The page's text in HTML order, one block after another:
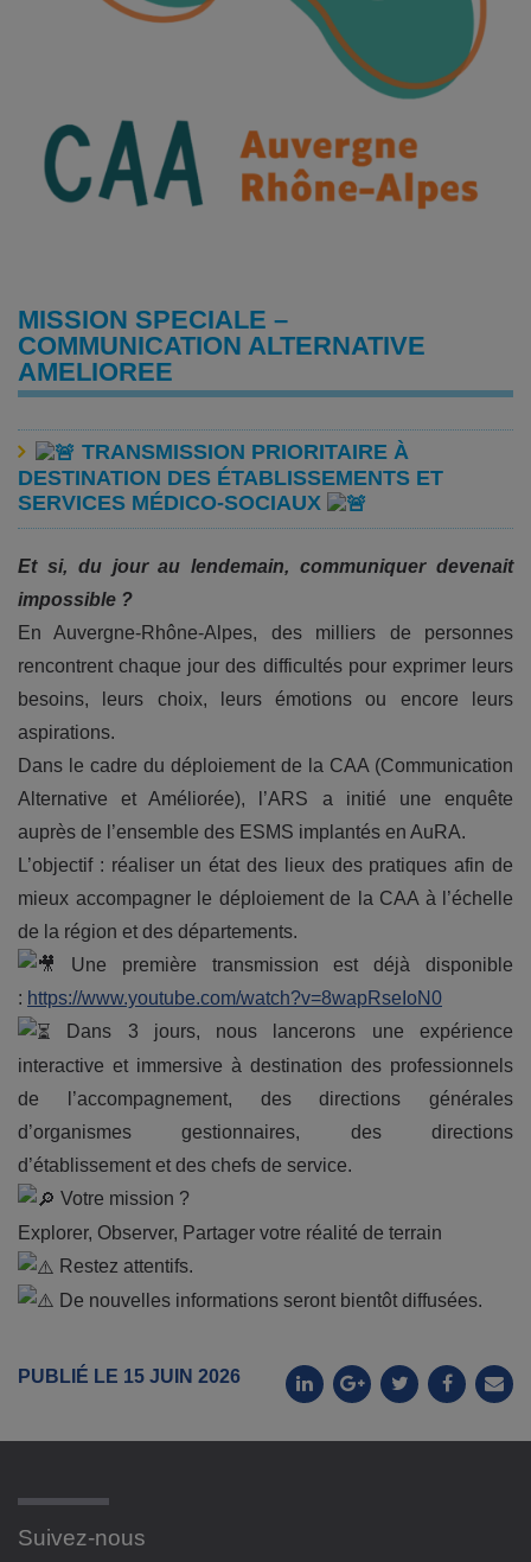
MISSION SPECIALE –
COMMUNICATION ALTERNATIVE
AMELIOREE
TRANSMISSION PRIORITAIRE À
DESTINATION DES ÉTABLISSEMENTS ET
SERVICES MÉDICO-SOCIAUX
Et si, du jour au lendemain, communiquer devenait
impossible ?
En Auvergne-Rhône-Alpes, des milliers de personnes
rencontrent chaque jour des difficultés pour exprimer leurs
besoins, leurs choix, leurs émotions ou encore leurs
aspirations.
Dans le cadre du déploiement de la CAA (Communication
Alternative et Améliorée), l’ARS a initié une enquête
auprès de l’ensemble des ESMS implantés en AuRA.
L’objectif : réaliser un état des lieux des pratiques afin de
mieux accompagner le déploiement de la CAA à l’échelle
de la région et des départements.
Une première transmission est déjà disponible
: https://www.youtube.com/watch?v=8wapRseIoN0
Dans 3 jours, nous lancerons une expérience
interactive et immersive à destination des professionnels
de l’accompagnement, des directions générales
d’organismes gestionnaires, des directions
d’établissement et des chefs de service.
Votre mission ?
Explorer, Observer, Partager votre réalité de terrain
Restez attentifs.
De nouvelles informations seront bientôt diffusées.
PUBLIÉ LE 15 JUIN 2026
Suivez-nous